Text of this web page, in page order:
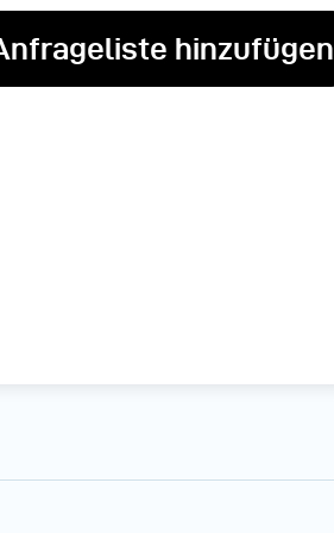
hinzufügen